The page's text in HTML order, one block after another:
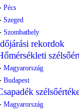
Pécs
Szeged
Szombathely
rekordok
Magyarország
Budapest
Magyarország